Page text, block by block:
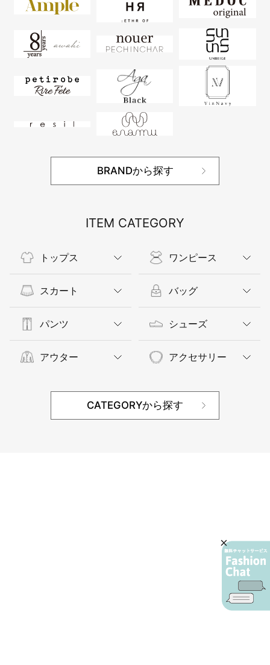
BRANDから探す
ITEM CATEGORY
トップス
スカート
パンツ
アウター
ワンピース
バッグ
シューズ
アクセサリー
CATEGORYから探す